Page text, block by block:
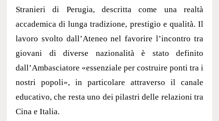
Stranieri di Perugia, descritta come una realtà
accademica di lunga tradizione, prestigio e qualità. Il
lavoro svolto dall’Ateneo nel favorire l’incontro tra
giovani di diverse nazionalità è stato definito
dall’Ambasciatore «essenziale per costruire ponti tra i
nostri popoli», in particolare attraverso il canale
educativo, che resta uno dei pilastri delle relazioni tra
Cina e Italia.